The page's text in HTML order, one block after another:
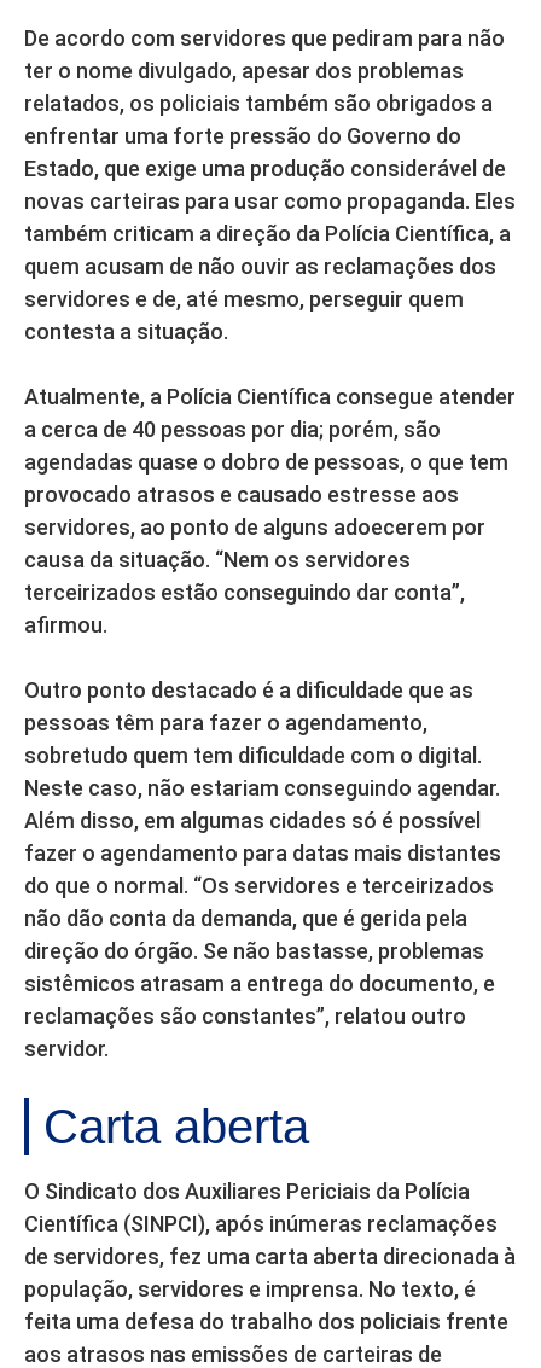
De acordo com servidores que pediram para não
ter o nome divulgado, apesar dos problemas
relatados, os policiais também são obrigados a
enfrentar uma forte pressão do Governo do
Estado, que exige uma produção considerável de
novas carteiras para usar como propaganda. Eles
também criticam a direção da Polícia Científica, a
quem acusam de não ouvir as reclamações dos
servidores e de, até mesmo, perseguir quem
contesta a situação.
Atualmente, a Polícia Científica consegue atender
a cerca de 40 pessoas por dia; porém, são
agendadas quase o dobro de pessoas, o que tem
provocado atrasos e causado estresse aos
servidores, ao ponto de alguns adoecerem por
causa da situação. “Nem os servidores
terceirizados estão conseguindo dar conta”,
afirmou.
Outro ponto destacado é a dificuldade que as
pessoas têm para fazer o agendamento,
sobretudo quem tem dificuldade com o digital.
Neste caso, não estariam conseguindo agendar.
Além disso, em algumas cidades só é possível
fazer o agendamento para datas mais distantes
do que o normal. “Os servidores e terceirizados
não dão conta da demanda, que é gerida pela
direção do órgão. Se não bastasse, problemas
sistêmicos atrasam a entrega do documento, e
reclamações são constantes”, relatou outro
servidor.
Carta aberta
O Sindicato dos Auxiliares Periciais da Polícia
Científica (SINPCI), após inúmeras reclamações
de servidores, fez uma carta aberta direcionada à
população, servidores e imprensa. No texto, é
feita uma defesa do trabalho dos policiais frente
aos atrasos nas emissões de carteiras de